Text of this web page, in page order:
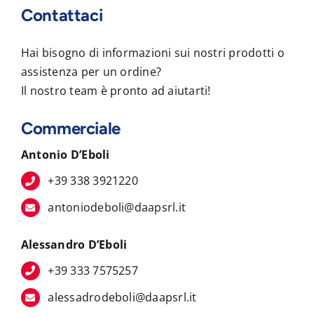
Contattaci
Hai bisogno di informazioni sui nostri prodotti o
assistenza per un ordine?
Il nostro team è pronto ad aiutarti!
Commerciale
Antonio D’Eboli
+39 338 3921220
antoniodeboli@daapsrl.it
Alessandro D’Eboli
+39 333 7575257
alessadrodeboli@daapsrl.it